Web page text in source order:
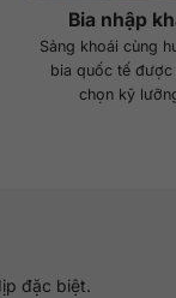
Bia nhập
Sảng khoái cùng
bia quốc tế được
chọn kỹ
đặc biệt.